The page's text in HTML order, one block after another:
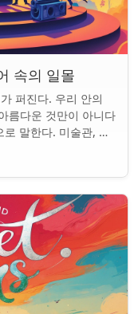
속의 일몰
퍼진다. 우리 안의
름다운 것만이 아니다
말한다. 미술관, 화